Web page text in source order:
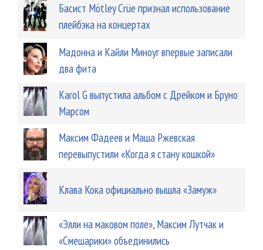
Басист Mötley Crüe признал использование
плейбэка на концертах
Мадонна и Кайли Миноуг впервые записали
два фита
Karol G выпустила альбом с Дрейком и Бруно
Марсом
Максим Фадеев и Маша Ржевская
перевыпустили «Когда я стану кошкой»
Клава Кока официально вышла «Замуж»
«Элли на маковом поле», Максим Лутчак и
«Смешарики» объединились